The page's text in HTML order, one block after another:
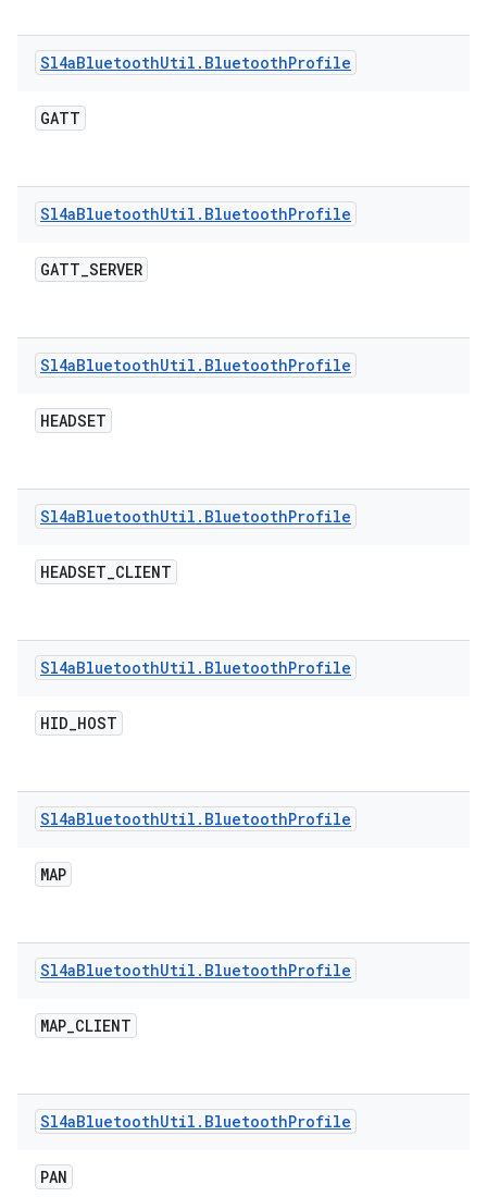
Sl4aBluetoothUtil . BluetoothProfile
GATT
Sl4aBluetoothUtil . BluetoothProfile
GATT_SERVER
Sl4aBluetoothUtil . BluetoothProfile
HEADSET
Sl4aBluetoothUtil . BluetoothProfile
HEADSET_CLIENT
Sl4aBluetoothUtil . BluetoothProfile
HID_HOST
Sl4aBluetoothUtil . BluetoothProfile
MAP
Sl4aBluetoothUtil . BluetoothProfile
MAP_CLIENT
Sl4aBluetoothUtil . BluetoothProfile
PAN